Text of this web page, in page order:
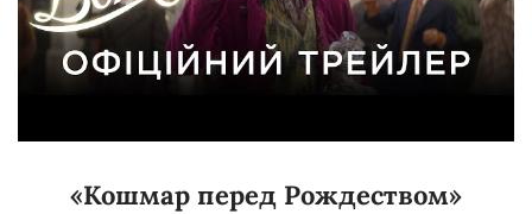
«Кошмар перед Рождеством»